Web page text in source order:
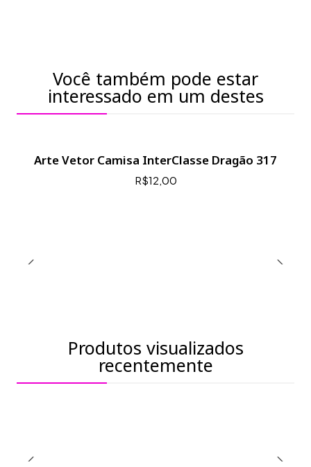
Você também pode estar
interessado em um destes
Arte Vetor Camisa InterClasse Dragão 317
R$12,00
Produtos visualizados
recentemente